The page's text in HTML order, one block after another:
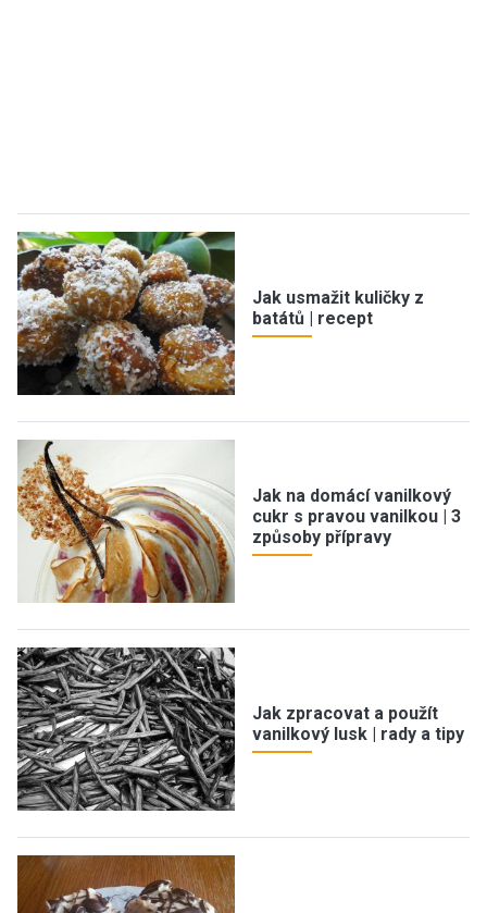
Jak usmažit kuličky z
batátů | recept
Jak na domácí vanilkový
cukr s pravou vanilkou | 3
způsoby přípravy
Jak zpracovat a použít
vanilkový lusk | rady a tipy